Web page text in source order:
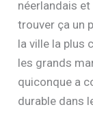
néerlandais
trouver ça un
la ville la plus
les grands
quiconque a
durable dans